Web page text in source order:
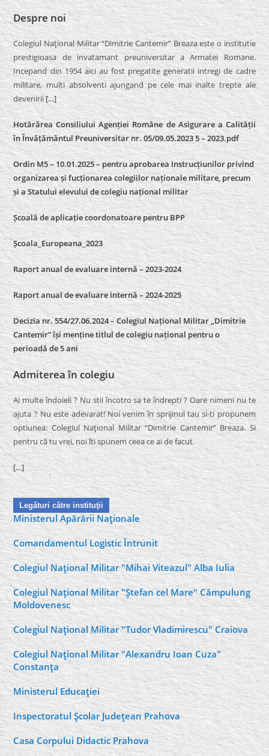
Despre noi
Colegiul Naţional Militar “Dimitrie Cantemir” Breaza este o institutie
prestigioasa de invatamant preuniversitar a Armatei Romane.
Incepand din 1954 aici au fost pregatite generatii intregi de cadre
militare, multi absolventi ajungand pe cele mai inalte trepte ale
devenirii[…]
Hotărârea Consiliului Agenției Române de Asigurare a Calității
în Învățământul Preuniversitar nr. 05/09.05.2023 5 – 2023.pdf
Ordin M5 – 10.01.2025 – pentru aprobarea Instrucțiunilor privind
organizarea și fucționarea colegiilor naționale militare, precum
și a Statului elevului de colegiu național militar
Școală de aplicație coordonatoare pentru BPP
Școala_Europeana_2023
Raport anual de evaluare internă – 2023-2024
Raport anual de evaluare internă –2024-2025
Decizia nr. 554/27.06.2024 – Colegiul Național Militar „Dimitrie
Cantemir” își menține titlul de colegiu național pentru o
perioadă de 5 ani
Admiterea în colegiu
Ai multe îndoieli ? Nu stii încotro sa te îndrepti ? Oare nimeni nu te
ajuta ? Nu este adevarat! Noi venim în sprijinul tau si-ti propunem
optiunea: Colegiul Naţional Militar “Dimitrie Cantemir” Breaza. Si
pentru că tu vrei, noi îti spunem ceea ce ai de facut.
[…]
Legături către instituţii
Ministerul Apărării Naţionale
Comandamentul Logistic Întrunit
Colegiul Naţional Militar "Mihai Viteazul" Alba Iulia
Colegiul Naţional Militar "Ştefan cel Mare" Câmpulung
Moldovenesc
Colegiul Naţional Militar "Tudor Vladimirescu" Craiova
Colegiul Naţional Militar "Alexandru Ioan Cuza"
Constanţa
Ministerul Educaţiei
Inspectoratul Şcolar Judeţean Prahova
Casa Corpului Didactic Prahova